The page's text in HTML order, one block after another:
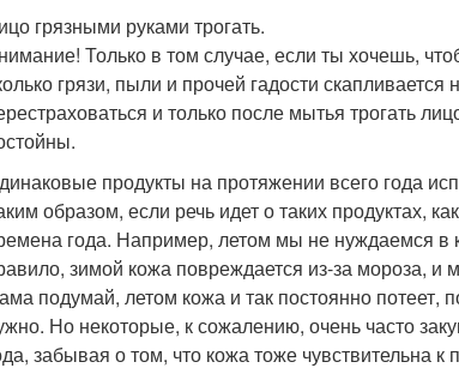
грязными руками трогать.
Только в том случае, если ты хочешь,
грязи, пыли и прочей гадости
и только после мытья трогать
продукты на протяжении всего года
образом, если речь идет о таких продуктах,
года. Например, летом мы не нуждаемся в
зимой кожа повреждается из-за мороза,
подумай, летом кожа и так постоянно потеет,
Но некоторые, к сожалению, очень часто
забывая о том, что кожа тоже чувствительна